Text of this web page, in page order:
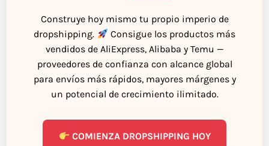
Construye hoy mismo tu propio imperio de
dropshipping.
Consigue los productos más
vendidos de AliExpress, Alibaba y Temu —
proveedores de confianza con alcance global
para envíos más rápidos, mayores márgenes y
un potencial de crecimiento ilimitado.
COMIENZA DROPSHIPPING HOY